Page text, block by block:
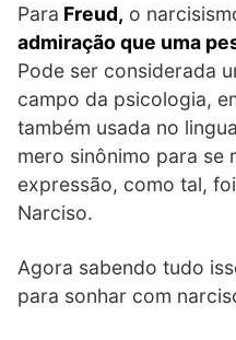
Para Freud, o
admiração que uma
Pode ser considerada
campo da psicologia,
também usada no
mero sinônimo para se
expressão, como tal,
Narciso.
Agora sabendo tudo
para sonhar com